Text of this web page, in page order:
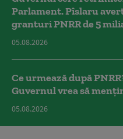
Parlament. Pîslaru
granturi PNRR de 5
05.08.2026
Ce urmează după
Guvernul vrea să
05.08.2026